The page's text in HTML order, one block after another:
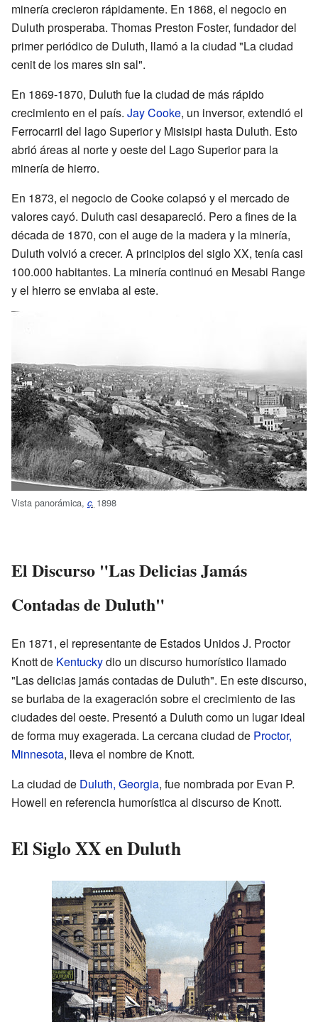
minería crecieron rápidamente. En 1868, el negocio en
Duluth prosperaba. Thomas Preston Foster, fundador del
primer periódico de Duluth, llamó a la ciudad "La ciudad
cenit de los mares sin sal".
En 1869-1870, Duluth fue la ciudad de más rápido
crecimiento en el país. Jay Cooke, un inversor, extendió el
Ferrocarril del lago Superior y Misisipi hasta Duluth. Esto
abrió áreas al norte y oeste del Lago Superior para la
minería de hierro.
En 1873, el negocio de Cooke colapsó y el mercado de
valores cayó. Duluth casi desapareció. Pero a fines de la
década de 1870, con el auge de la madera y la minería,
Duluth volvió a crecer. A principios del siglo XX, tenía casi
100.000 habitantes. La minería continuó en Mesabi Range
y el hierro se enviaba al este.
Vista panorámica, c. 1898
El Discurso "Las Delicias Jamás
Contadas de Duluth"
En 1871, el representante de Estados Unidos J. Proctor
Knott de Kentuckydio un discurso humorístico llamado
"Las delicias jamás contadas de Duluth". En este discurso,
se burlaba de la exageración sobre el crecimiento de las
ciudades del oeste. Presentó a Duluth como un lugar ideal
de forma muy exagerada. La cercana ciudad de Proctor,
Minnesota, lleva el nombre de Knott.
La ciudad de Duluth, Georgia, fue nombrada por Evan P.
Howell en referencia humorística al discurso de Knott.
El Siglo XX en Duluth